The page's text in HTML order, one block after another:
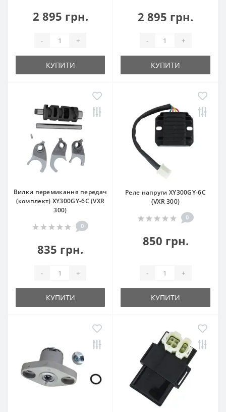
2 895 грн.
- +
КУПИТИ
2 895 грн.
- +
КУПИТИ
Вилки перемикання передач
(комплект) XY300GY-6C (VXR
300)
0
835 грн.
- +
КУПИТИ
Реле напруги XY300GY-6C
(VXR 300)
0
850 грн.
- +
КУПИТИ